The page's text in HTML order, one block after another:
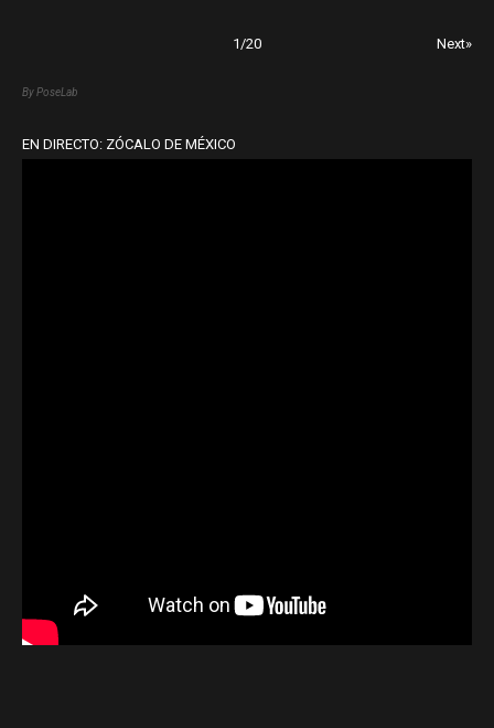
1/20 Next»
By PoseLab
EN DIRECTO: ZÓCALO DE MÉXICO